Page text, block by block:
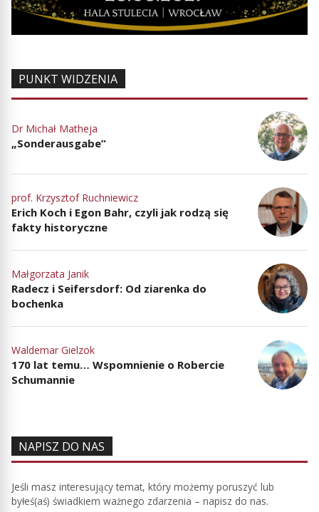
PUNKT WIDZENIA
Dr Michał Matheja
„Sonderausgabe”
prof. Krzysztof Ruchniewicz
Erich Koch i Egon Bahr, czyli jak rodzą się
fakty historyczne
Małgorzata Janik
Radecz i Seifersdorf: Od ziarenka do
bochenka
Waldemar Gielzok
170 lat temu… Wspomnienie o Robercie
Schumannie
NAPISZ DO NAS
Jeśli masz interesujący temat, który możemy poruszyć lub
byłeś(aś) świadkiem ważnego zdarzenia – napisz do nas.